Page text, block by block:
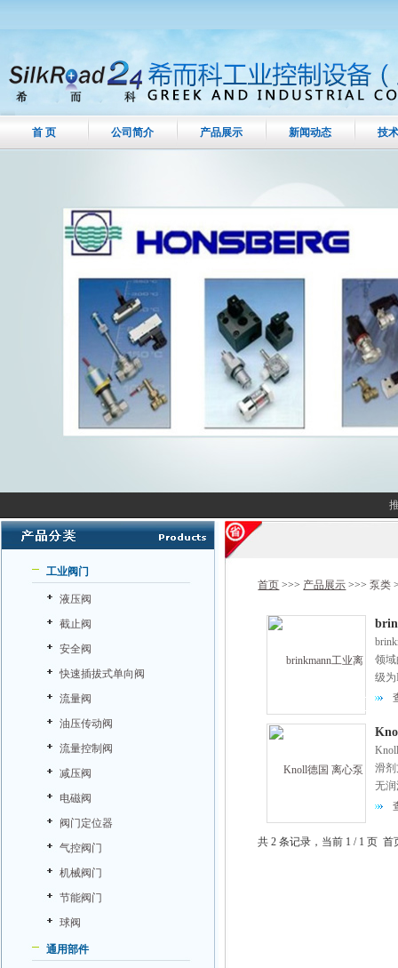
首 页 公司简介 产品展示 新闻动态 技
工业阀门
液压阀
截止阀
安全阀
快速插拔式单向阀
流量阀
油压传动阀
流量控制阀
减压阀
电磁阀
阀门定位器
气控阀门
机械阀门
节能阀门
球阀
通用部件
首页 >>> 产品展示 >>>泵类
领
级
求
滑
无
共 2 条记录，当前 1 / 1 页